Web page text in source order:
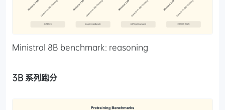
Ministral 8B benchmark: reasoning
3B 系列跑分